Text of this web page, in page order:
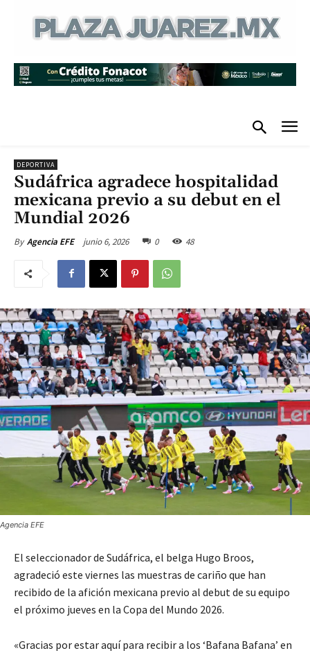
DEPORTIVA
Sudáfrica agradece hospitalidad
mexicana previo a su debut en el
Mundial 2026
By Agencia EFE junio 6, 2026 0 48
Agencia EFE
El seleccionador de Sudáfrica, el belga Hugo Broos,
agradeció este viernes las muestras de cariño que han
recibido de la afición mexicana previo al debut de su equipo
el próximo jueves en la Copa del Mundo 2026.
«Gracias por estar aquí para recibir a los ‘Bafana Bafana’ en